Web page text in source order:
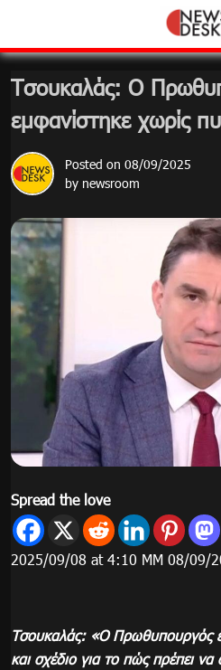
content
Τσουκαλάς: Ο
εμφανίστηκε χωρίς
Posted on 08/09/2025
by newsroom
Spread the love
2025/09/08 at 4:10 ΜΜ 08/09/
Τσουκαλάς: «Ο Πρωθυπουργός
και σχέδιο για το πώς πρέπει να